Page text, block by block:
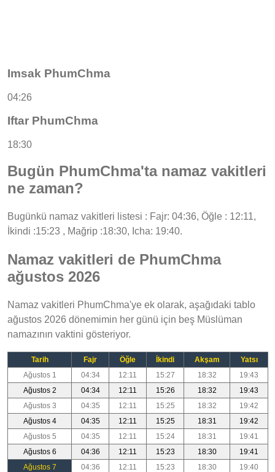
Imsak PhumChma
04:26
Iftar PhumChma
18:30
Bugün PhumChma'ta namaz vakitleri
ne zaman?
Bugünkü namaz vakitleri listesi : Fajr: 04:36, Öğle : 12:11,
İkindi :15:23 , Mağrip :18:30, Icha: 19:40.
Namaz vakitleri de PhumChma
ağustos 2026
Namaz vakitleri PhumChma'ye ek olarak, aşağıdaki tablo
ağustos 2026 dönemimin her günü için beş Müslüman
namazının vaktini gösteriyor.
Tarih Fajr Öğle İkindi Akşam
Yatsı
Ağustos 1
04:34 12:11 15:27 18:32
19:43
Ağustos 2
04:34 12:11 15:26 18:32
19:43
Ağustos 3
04:35 12:11 15:25 18:32
19:42
Ağustos 4
04:35 12:11 15:25 18:31
19:42
Ağustos 5
04:35 12:11 15:24 18:31
19:41
Ağustos 6
04:36 12:11 15:23 18:30
19:41
Ağustos 7
04:36 12:11 15:23 18:30
19:40